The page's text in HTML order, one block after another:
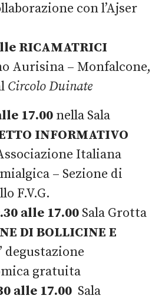
con l’Ajser
RICAMATRICI
Aurisina – Monfalcone,
Circolo Duinate
17.00 nella Sala
INFORMATIVO
Italiana
– Sezione di
F.V.G.
alle 17.00 Sala Grotta
DI BOLLICINE E
degustazione
gratuita
alle 17.00 Sala